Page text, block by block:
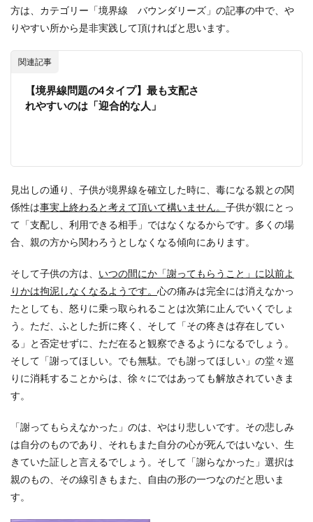
方は、カテゴリー「境界線 バウンダリーズ」の記事の中で、や
りやすい所から是非実践して頂ければと思います。
関連記事
【境界線問題の4タイプ】最も支配さ
れやすいのは「迎合的な人」
見出しの通り、子供が境界線を確立した時に、毒になる親との関
係性は事実上終わると考えて頂いて構いません。 子供が親にとっ
て「支配し、利用できる相手」ではなくなるからです。多くの場
合、親の方から関わろうとしなくなる傾向にあります。
そして子供の方は、 いつの間にか「謝ってもらうこと」に以前よ
りかは拘泥しなくなるようです。 心の痛みは完全には消えなかっ
たとしても、怒りに乗っ取られることは次第に止んでいくでしょ
う。ただ、ふとした折に疼く、そして「その疼きは存在してい
る」と否定せずに、ただ在ると観察できるようになるでしょう。
そして「謝ってほしい。でも無駄。でも謝ってほしい」の堂々巡
りに消耗することからは、徐々にではあっても解放されていきま
す。
「謝ってもらえなかった」のは、やはり悲しいです。その悲しみ
は自分のものであり、それもまた自分の心が死んではいない、生
きていた証しと言えるでしょう。そして「謝らなかった」選択は
親のもの、その線引きもまた、自由の形の一つなのだと思いま
す。